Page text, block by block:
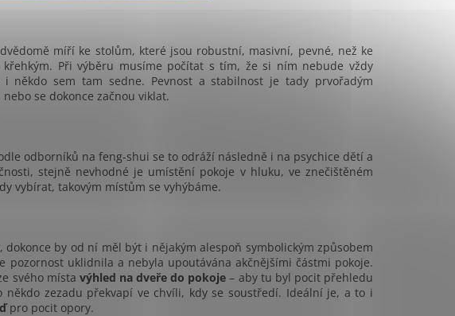
míří ke stolům, které jsou robustní, masivní, pevné, než ke
Při výběru musíme počítat s tím, že si ním nebude vždy
někdo sem tam sedne. Pevnost a stabilnost je tady prvořadým
se dokonce začnou viklat.
odborníků na feng-shui se to odráží následně i na psychice dětí a
stejně nevhodné je umístění pokoje v hluku, ve znečištěném
vybírat, takovým místům se vyhýbáme.
by od ní měl být i nějakým alespoň symbolickým způsobem
pozornost uklidnila a nebyla upoutávána akčnějšími částmi pokoje.
svého místa výhled na dveře do pokoje – aby tu byl pocit přehledu
zezadu překvapí ve chvíli, kdy se soustředí. Ideální je, a to i
pro pocit opory.